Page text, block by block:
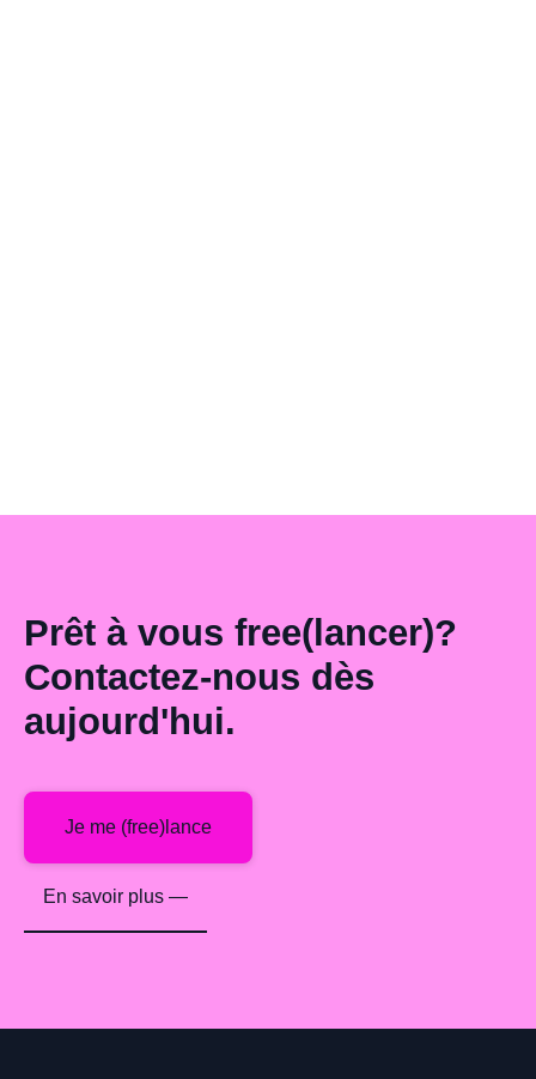
Prêt à vous free(lancer)?
Contactez-nous dès
aujourd'hui.
Je me (free)lance
En savoir plus —